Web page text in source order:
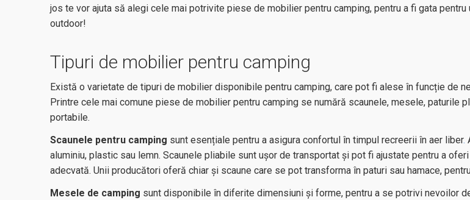
jos te vor ajuta să alegi cele mai potrivite piese de mobilier pentru camping, pentru a fi gata pentru
outdoor!
Tipuri de mobilier pentru camping
Există o varietate de tipuri de mobilier disponibile pentru camping, care pot fi alese în funcție de
Printre cele mai comune piese de mobilier pentru camping se numără scaunele, mesele, paturile
portabile.
Scaunele pentru camping sunt esențiale pentru a asigura confortul în timpul recreerii în aer liber.
aluminiu, plastic sau lemn. Scaunele pliabile sunt ușor de transportat și pot fi ajustate pentru a
adecvată. Unii producători oferă chiar și scaune care se pot transforma în paturi sau hamace,
Mesele de camping sunt disponibile în diferite dimensiuni și forme, pentru a se potrivi nevoilor